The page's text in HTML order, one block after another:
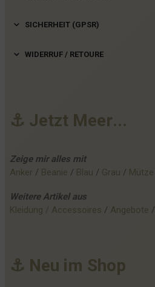
SICHERHEIT (GPSR)
WIDERRUF / RETOURE
⚓ Jetzt Meer...
Zeige mir alles mit
Anker / Beanie / Blau / Grau / Mütze
Weitere Artikel aus
Kleidung / Accessoires / Angebote /
⚓ Neu im Shop